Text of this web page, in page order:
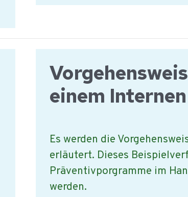
einem
Es werden die
erläutert. Dieses
Präventivporgramme im
werden.